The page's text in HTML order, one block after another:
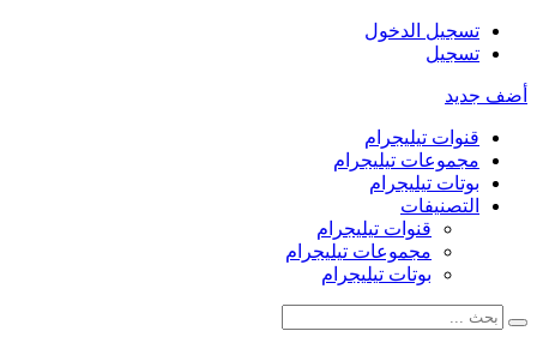
تسجيل الدخول
تسجيل
أضف جديد
قنوات تيليجرام
مجموعات تيليجرام
بوتات تيليجرام
التصنيفات
قنوات تيليجرام
مجموعات تيليجرام
بوتات تيليجرام